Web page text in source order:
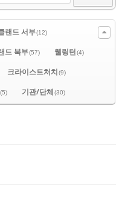
랜드 서부(12)
드 북부(57) 웰링턴(4)
크라이스트처치(9)
(5) 기관/단체(30)